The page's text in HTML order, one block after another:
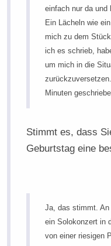
einfach nur da und
Ein Lächeln wie
mich zu dem
ich es schrieb,
um mich in die
Minuten
Stimmt es, dass
Geburtstag eine
Ja, das stimmt.
ein Solokonzert in
von einer riesigen